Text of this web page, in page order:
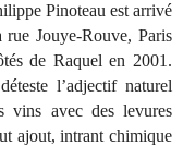
Pinoteau est arrivé
Jouye-Rouve, Paris
de Raquel en 2001.
l’adjectif naturel
vins avec des levures
ajout, intrant chimique